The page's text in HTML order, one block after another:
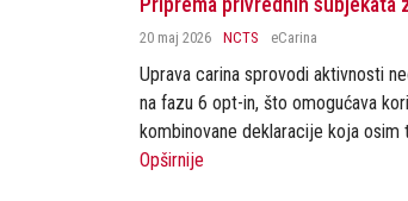
20 maj 2026 NCTS eCarina
Uprava carina sprovodi aktivnosti
na fazu 6 opt-in, što omogućava
kombinovane deklaracije koja osim
Opširnije